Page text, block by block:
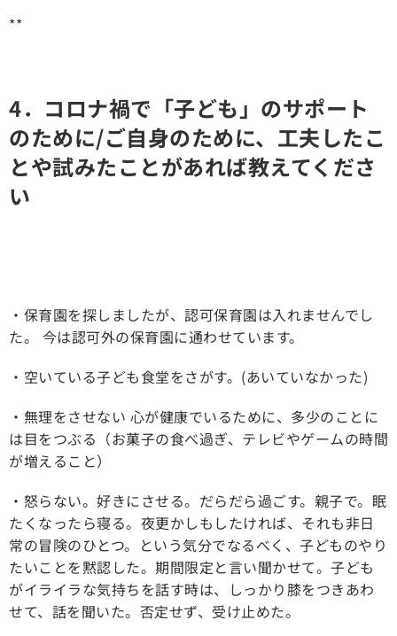
**
4．コロナ禍で「子ども」のサポート
のために/ご自身のために、工夫したこ
とや試みたことがあれば教えてくださ
い
・保育園を探しましたが、認可保育園は入れませんでし
た。 今は認可外の保育園に通わせています。
・空いている子ども食堂をさがす。(あいていなかった)
・無理をさせない 心が健康でいるために、多少のことに
は目をつぶる（お菓子の食べ過ぎ、テレビやゲームの時間
が増えること）
・怒らない。好きにさせる。だらだら過ごす。親子で。眠
たくなったら寝る。夜更かしもしたければ、それも非日
常の冒険のひとつ。という気分でなるべく、子どものやり
たいことを黙認した。期間限定と言い聞かせて。子ども
がイライラな気持ちを話す時は、しっかり膝をつきあわ
せて、話を聞いた。否定せず、受け止めた。